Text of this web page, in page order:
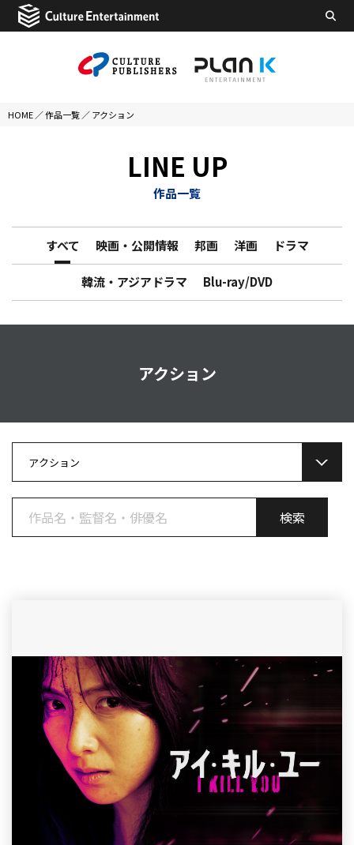
HOME ／作品一覧 ／アクション
LINE UP
作品一覧
すべて 映画・公開情報 邦画 洋画 ドラマ
韓流・アジアドラマ Blu-ray/DVD
アクション
アクション